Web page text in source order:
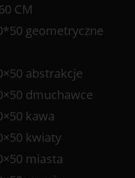
CM
geometryczne
abstrakcje
dmuchawce
kawa
kwiaty
miasta